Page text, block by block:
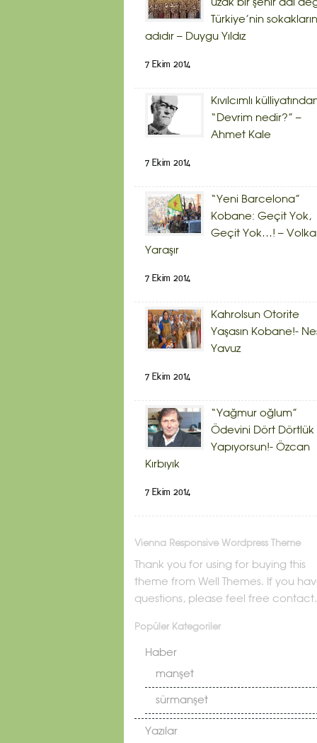
uzak bir şehir adı
Türkiye’nin
adıdır – Duygu Yıldız
7 Ekim 2014
Kıvılcımlı
“Devrim nedir?” –
Ahmet Kale
7 Ekim 2014
“Yeni Barcelona”
Kobane: Geçit Yok,
Geçit Yok…! –
Yaraşır
7 Ekim 2014
Kahrolsun Otorite
Yaşasın Kobane!-
Yavuz
7 Ekim 2014
“Yağmur oğlum”
Ödevini Dört Dörtlük
Yapıyorsun!- Özcan
Kırbıyık
7 Ekim 2014
Vienna Responsive Wordpress Theme
Thank you for using for buying this
theme from Well Themes. If you
questions, please feel free contact.
Popüler Kategoriler
Haber
manşet
sürmanşet
Yazılar